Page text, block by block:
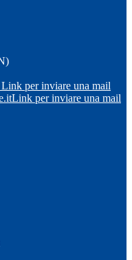
Link per inviare una mail
Link per inviare una mail